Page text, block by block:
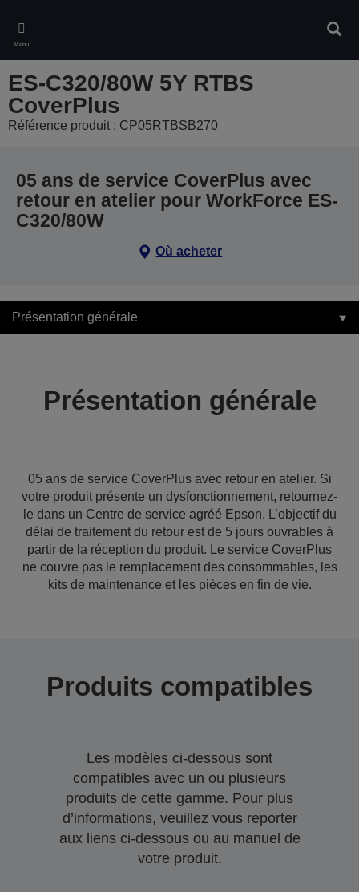
main
content
Menu
ES-C320/80W 5Y RTBS
CoverPlus
Référence produit : CP05RTBSB270
05 ans de service CoverPlus avec
retour en atelier pour WorkForce ES-
C320/80W
Où acheter
Présentation générale
Présentation générale
05 ans de service CoverPlus avec retour en atelier. Si
votre produit présente un dysfonctionnement, retournez-
le dans un Centre de service agréé Epson. L’objectif du
délai de traitement du retour est de 5 jours ouvrables à
partir de la réception du produit. Le service CoverPlus
ne couvre pas le remplacement des consommables, les
kits de maintenance et les pièces en fin de vie.
Produits compatibles
Les modèles ci-dessous sont
compatibles avec un ou plusieurs
produits de cette gamme. Pour plus
d’informations, veuillez vous reporter
aux liens ci-dessous ou au manuel de
votre produit.